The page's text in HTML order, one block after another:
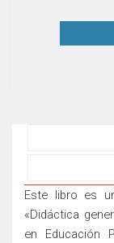
Este libro es
«Didáctica
en Educación